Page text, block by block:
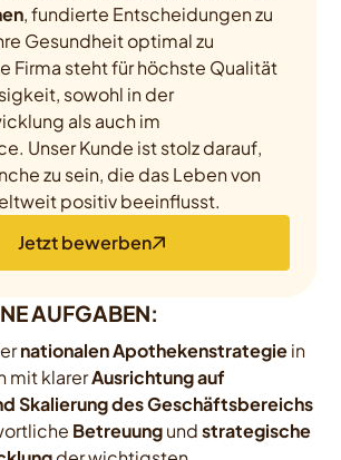
, fundierte Entscheidungen zu
Gesundheit optimal zu
Firma steht für höchste Qualität
sowohl in der
als auch im
Unser Kunde ist stolz darauf,
zu sein, die das Leben von
positiv beeinflusst.
Jetzt bewerben
AUFGABEN:
nationalen Apothekenstrategiein
mit klarerAusrichtung auf
Skalierung des Geschäftsbereichs
Betreuungundstrategische